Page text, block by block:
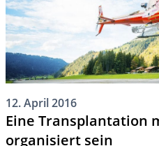
12. April 2016
Eine Transplantation
organisiert sein